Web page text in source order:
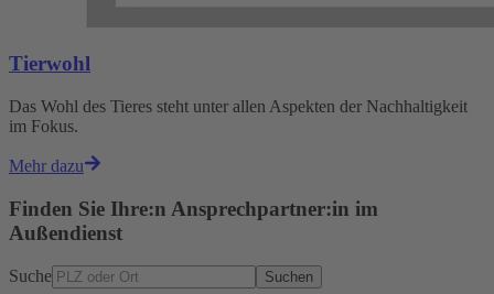
Tierwohl
Das Wohl des Tieres steht unter allen Aspekten der Nachhaltigkeit
im Fokus.
Mehr dazu
Finden Sie Ihre:n Ansprechpartner:in im
Außendienst
Suche Suchen